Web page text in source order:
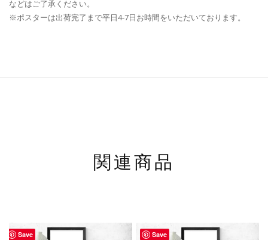
などはご了承ください。
※ポスターは出荷完了まで平日4-7日お時間をいただいております。
関連商品
Save Save